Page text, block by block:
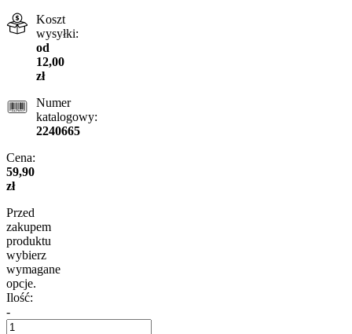
Koszt
wysyłki:
od
12,00
zł
Numer
katalogowy:
2240665
Cena:
59,90
zł
Przed
zakupem
produktu
wybierz
wymagane
opcje.
Ilość:
-